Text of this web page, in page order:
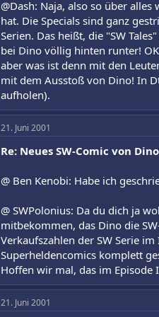
@Dash: Naja, also so über
hat. Die Specials sind ganz
Serien. Das heißt, die "SW
bei Dino völlig hinten runter!
aber was ist denn mit den
mit dem Ausstoß von Dino! In
aufholen).
21. Juni 2001
Re: Neues SW-Comic von
@ Ben Kenobi: Habe ich
@ SWPolonius: Da du dich ja
mitbekommen, das Dino die
Verkaufszahlen der SW Serie
Superheldencomics komplett
Hoffen wir mal, das im Episode
21. Juni 2001